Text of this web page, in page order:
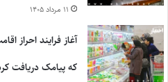
۱۱ مرداد ۱۴۰۵
آغاز فرایند احراز
که پیامک دریافت